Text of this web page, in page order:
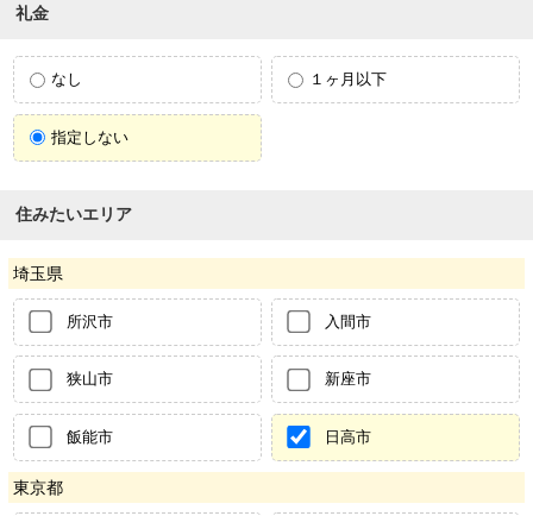
礼金
なし １ヶ月以下
指定しない
住みたいエリア
埼玉県
所沢市 入間市
狭山市 新座市
飯能市 日高市
東京都